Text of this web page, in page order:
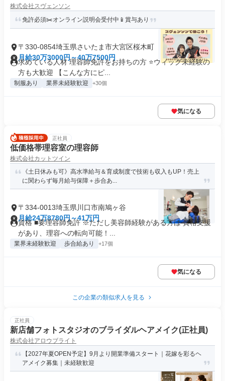
株式会社スヴェンソン
免許必須✂️オンライン説明会受付中📱賞与あり
〒330-0854埼玉県さいたま市大宮区桜木町
月給30万3000円～40万7500円
求めている人材 理容師免許をお持ちの方 ⭐ウィッグ未経験の
方も大歓迎 【こんな方にピ...
制服あり 業界未経験歓迎 +30個
気になる
正社員
低価格帯理容室の理容師
株式会社カットツイン
《土日休みも可》高水準給与＆育成制度で技術も収入もUP！売上
に関わらず毎月給与保障＋歩合あ...
〒334-0013埼玉県川口市南鳩ヶ谷
月給24万8780円～41万円
資格 ■要理容師免許 ※ただし美容師経験がある方は 資格支援
があり、理容への転向可能！...
業界未経験歓迎 歩合給あり +17個
気になる
この企業の類似求人を見る
正社員
新店舗フォトスタジオのブライダルヘアメイク(正社員)
株式会社アロウブライト
【2027年夏OPEN予定】9月より開業準備スタート｜花嫁を彩るヘ
アメイク募集｜未経験歓迎